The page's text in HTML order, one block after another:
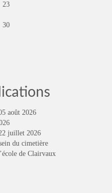
23
30
août 2026
juillet 2026
du cimetière
de Clairvaux